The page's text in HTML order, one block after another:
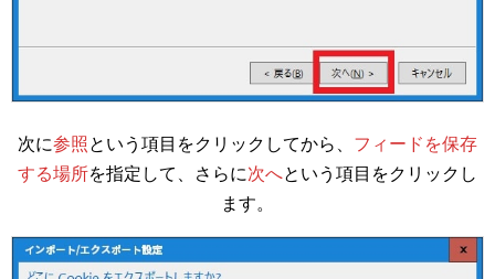
次に参照 という項目をクリックしてから、 フィードを保存
する場所を指定して、さらに次へという項目をクリックし
ます。